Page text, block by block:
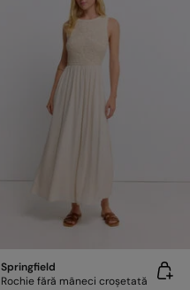
Springfield
Rochie fără mâneci croșetată